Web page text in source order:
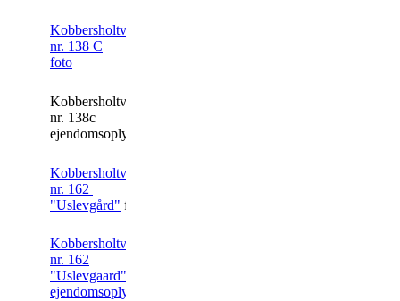
Kobbersholtvej
nr. 138 C
foto
Kobbersholtvej
nr. 138c
ejendomsoplysning
Kobbersholtvej
nr. 162
"Uslevgård" foto
Kobbersholtvej
nr. 162
"Uslevgaard"
ejendomsoplysninger